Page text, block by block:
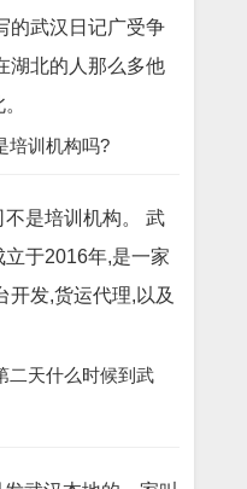
的武汉日记广受争
湖北的人那么多他
培训机构吗?
是培训机构。 武
于2016年,是一家
开发,货运代理,以及
二天什么时候到武